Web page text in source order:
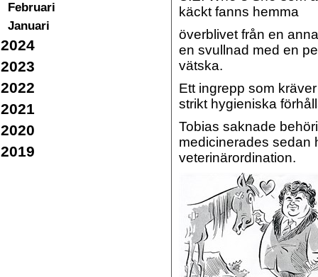
Februari
Januari
2024
2023
2022
2021
2020
2019
käckt fanns hemma
överblivet från en
en svullnad med en
vätska.
Ett ingrepp som
strikt hygieniska
Tobias saknade
medicinerades sedan
veterinärordination.